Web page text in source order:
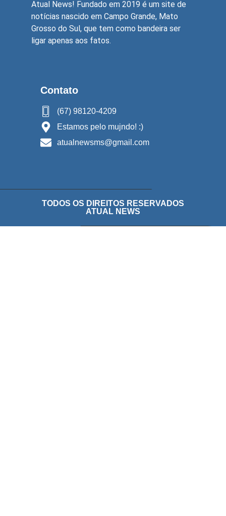
Atual News! Fundado em 2019 é um site de
notícias nascido em Campo Grande, Mato
Grosso do Sul, que tem como bandeira ser
ligar apenas aos fatos.
Contato
(67) 98120-4209
Estamos pelo mujndo! :)
atualnewsms@gmail.com
TODOS OS DIREITOS RESERVADOS
ATUAL NEWS